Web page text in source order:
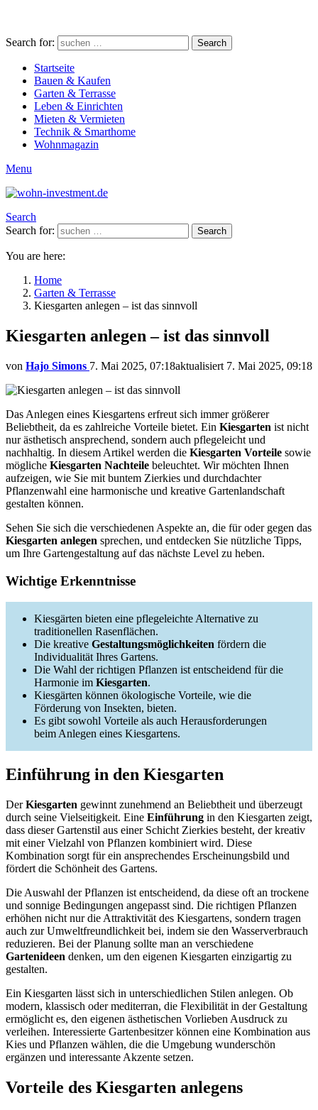
Search for: Search
Startseite
Bauen & Kaufen
Garten & Terrasse
Leben & Einrichten
Mieten & Vermieten
Technik & Smarthome
Wohnmagazin
Menu
Search
Search for:
Search
You are here:
Home
Garten & Terrasse
Kiesgarten anlegen – ist das sinnvoll
Kiesgarten anlegen – ist das sinnvoll
von Hajo Simons 7. Mai 2025, 07:18aktualisiert 7. Mai 2025, 09:18
Das Anlegen eines Kiesgartens erfreut sich immer größerer
Beliebtheit, da es zahlreiche Vorteile bietet. Ein Kiesgarten ist nicht
nur ästhetisch ansprechend, sondern auch pflegeleicht und
nachhaltig. In diesem Artikel werden die Kiesgarten Vorteile sowie
mögliche Kiesgarten Nachteile beleuchtet. Wir möchten Ihnen
aufzeigen, wie Sie mit buntem Zierkies und durchdachter
Pflanzenwahl eine harmonische und kreative Gartenlandschaft
gestalten können.
Sehen Sie sich die verschiedenen Aspekte an, die für oder gegen das
Kiesgarten anlegen sprechen, und entdecken Sie nützliche Tipps,
um Ihre Gartengestaltung auf das nächste Level zu heben.
Wichtige Erkenntnisse
Kiesgärten bieten eine pflegeleichte Alternative zu
traditionellen Rasenflächen.
Die kreative Gestaltungsmöglichkeiten fördern die
Individualität Ihres Gartens.
Die Wahl der richtigen Pflanzen ist entscheidend für die
Harmonie im Kiesgarten.
Kiesgärten können ökologische Vorteile, wie die
Förderung von Insekten, bieten.
Es gibt sowohl Vorteile als auch Herausforderungen
beim Anlegen eines Kiesgartens.
Einführung in den Kiesgarten
DerKiesgarten gewinnt zunehmend an Beliebtheit und überzeugt
durch seine Vielseitigkeit. Eine Einführung in den Kiesgarten zeigt,
dass dieser Gartenstil aus einer Schicht Zierkies besteht, der kreativ
mit einer Vielzahl von Pflanzen kombiniert wird. Diese
Kombination sorgt für ein ansprechendes Erscheinungsbild und
fördert die Schönheit des Gartens.
Die Auswahl der Pflanzen ist entscheidend, da diese oft an trockene
und sonnige Bedingungen angepasst sind. Die richtigen Pflanzen
erhöhen nicht nur die Attraktivität des Kiesgartens, sondern tragen
auch zur Umweltfreundlichkeit bei, indem sie den Wasserverbrauch
reduzieren. Bei der Planung sollte man an verschiedene
Gartenideen denken, um den eigenen Kiesgarten einzigartig zu
gestalten.
Ein Kiesgarten lässt sich in unterschiedlichen Stilen anlegen. Ob
modern, klassisch oder mediterran, die Flexibilität in der Gestaltung
ermöglicht es, den eigenen ästhetischen Vorlieben Ausdruck zu
verleihen. Interessierte Gartenbesitzer können eine Kombination aus
Kies und Pflanzen wählen, die die Umgebung wunderschön
ergänzen und interessante Akzente setzen.
Vorteile des Kiesgarten anlegens